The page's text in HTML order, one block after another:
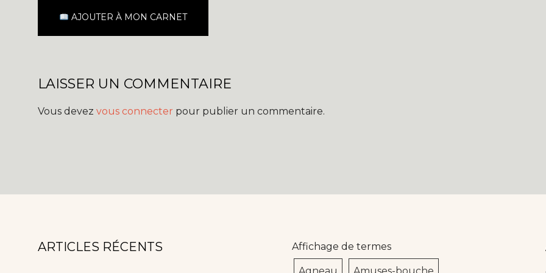
AJOUTER À MON CARNET
LAISSER UN COMMENTAIRE
Vous devez vous connecter pour publier un commentaire.
ARTICLES RÉCENTS Affichage de termes